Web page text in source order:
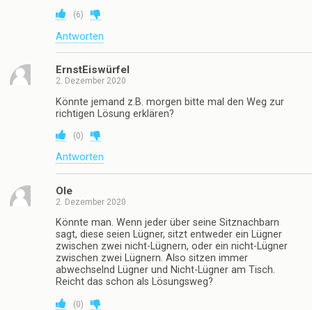
(6)
Antworten
ErnstEiswürfel
2. Dezember 2020
Könnte jemand z.B. morgen bitte mal den Weg zur
richtigen Lösung erklären?
(0)
Antworten
Ole
2. Dezember 2020
Könnte man. Wenn jeder über seine Sitznachbarn
sagt, diese seien Lügner, sitzt entweder ein Lügner
zwischen zwei nicht-Lügnern, oder ein nicht-Lügner
zwischen zwei Lügnern. Also sitzen immer
abwechselnd Lügner und Nicht-Lügner am Tisch.
Reicht das schon als Lösungsweg?
(0)